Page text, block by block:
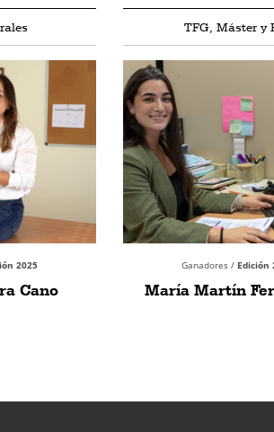
2025
Cano
TFG, Máster y
Ganadores / Edición
María Martín